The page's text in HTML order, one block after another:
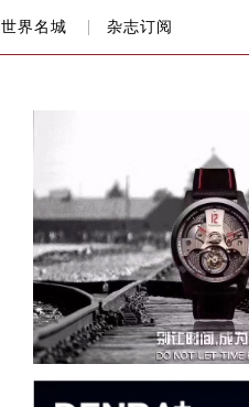
世界名城 杂志订阅